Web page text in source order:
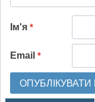
Ім'я *
Email *